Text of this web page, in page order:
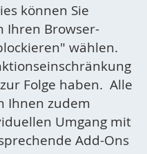
können Sie
Ihren Browser-
wählen.
Folge haben. Alle
Ihnen zudem
Umgang mit
Add-Ons